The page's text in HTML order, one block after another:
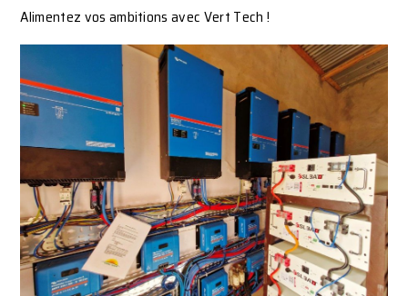
Alimentez vos ambitions avec Vert Tech !